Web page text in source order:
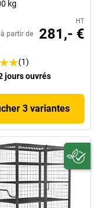
kg
HT
à partir de 281,- €
(1)
jours ouvrés
3 variantes